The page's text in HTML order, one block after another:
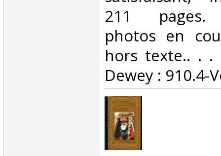
211 pages.
photos en
hors texte.. . .
Dewey : 910.4-